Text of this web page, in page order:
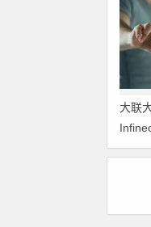
大联
配电